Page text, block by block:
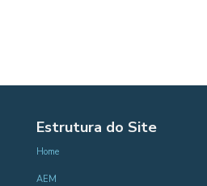
Estrutura do Site
Home
AEM